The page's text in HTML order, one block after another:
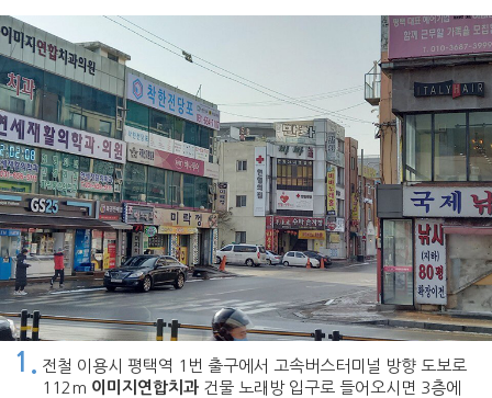
1. 전철 이용시 평택역 1번 출구에서 고속버스터미널 방향 도보로
112m 이미지연합치과 건물 노래방 입구로 들어오시면 3층에